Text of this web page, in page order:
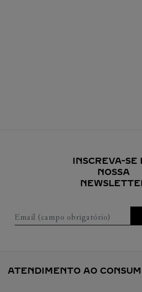
INSCREVA-SE
NOSSA
Email (campo obrigatório)
ATENDIMENTO AO